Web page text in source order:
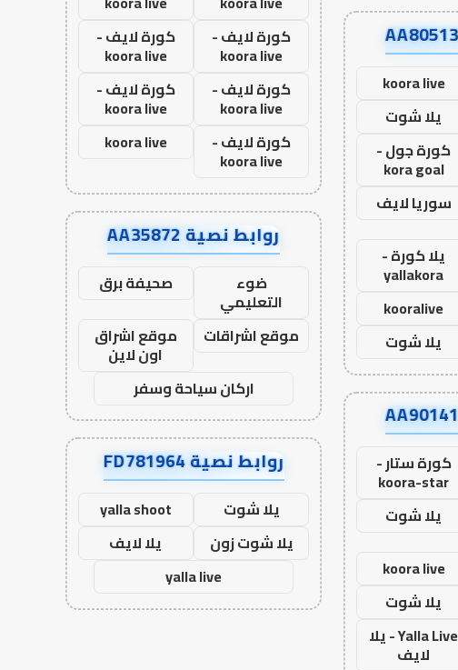
koora live
يلا شوت
كورة جول -
kora goal
سوريا لايف
يلا كورة -
yallakora
kooralive
يلا شوت
كورة ستار -
koora-star
يلا شوت
koora live
يلا شوت
Yalla Live - يلا
لايف
كورة لايف -
koora live
كورة لايف -
koora live
كورة لايف -
koora live
كورة لايف -
koora live
كورة لايف -
koora live
koora live
روابط نصية AA35872
ضوء
التعليمي
صحيفة برق
موقع اشراقات
موقع اشراق
اون لاين
اركان سياحة وسفر
روابط نصية FD781964
يلا شوت
yalla shoot
يلا شوت زون
يلا لايف
yalla live